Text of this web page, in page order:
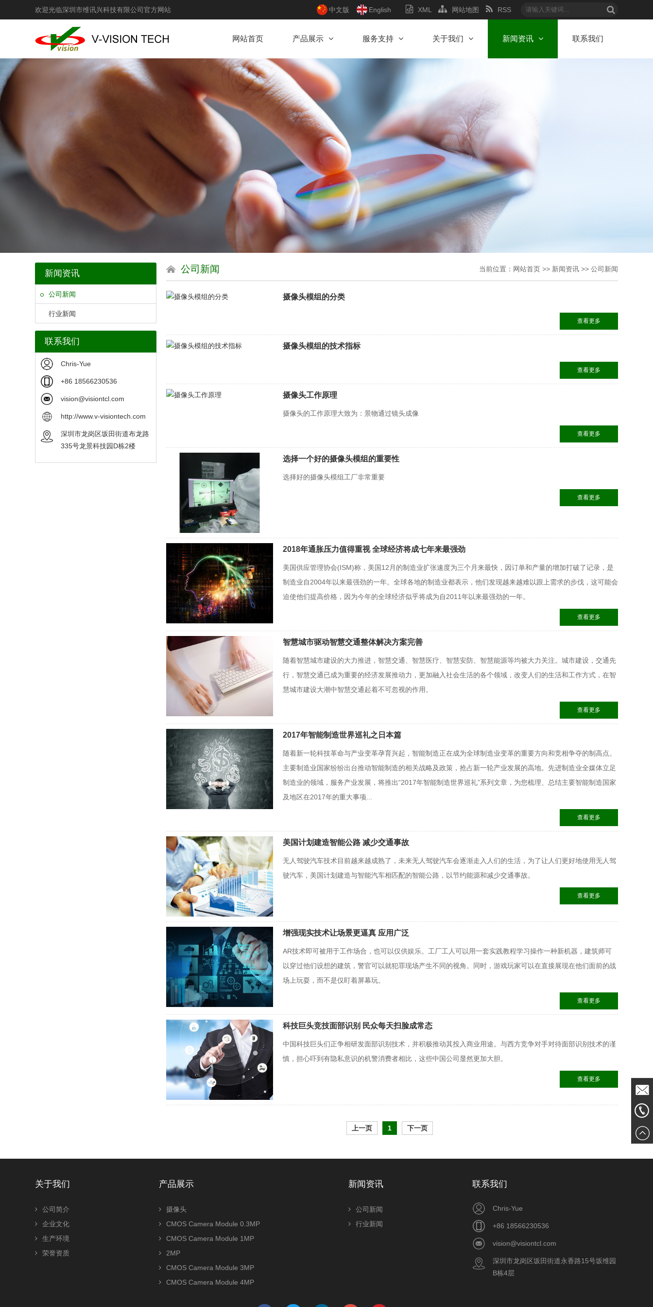
欢迎光临深圳市维讯兴科技有限公司官方网站 中文版 English XML 网站地图 RSS
网站首页 产品展示 服务支持 关于我们 新闻资讯 联系我们
新闻资讯
公司新闻
行业新闻
联系我们
Chris-Yue
+86 18566230536
vision@visiontcl.com
http://www.v-visiontech.com
深圳市龙岗区坂田街道布龙路
335号龙景科技园D栋2楼
当前位置： 网站首页 >> 新闻资讯 >> 公司新闻
公司新闻
摄像头模组的分类
查看更多
摄像头模组的技术指标
查看更多
摄像头工作原理
摄像头的工作原理大致为：景物通过镜头成像
查看更多
选择一个好的摄像头模组的重要性
选择好的摄像头模组工厂非常重要
查看更多
2018年通胀压力值得重视 全球经济将成七年来最强劲
美国供应管理协会(ISM)称，美国12月的制造业扩张速度为三个月来最快，因订单和产量的增加打破了记录，是
制造业自2004年以来最强劲的一年。全球各地的制造业都表示，他们发现越来越难以跟上需求的步伐，这可能会
迫使他们提高价格，因为今年的全球经济似乎将成为自2011年以来最强劲的一年。
查看更多
智慧城市驱动智慧交通整体解决方案完善
随着智慧城市建设的大力推进，智慧交通、智慧医疗、智慧安防、智慧能源等均被大力关注。城市建设，交通先
行，智慧交通已成为重要的经济发展推动力，更加融入社会生活的各个领域，改变人们的生活和工作方式，在智
慧城市建设大潮中智慧交通起着不可忽视的作用。
查看更多
2017年智能制造世界巡礼之日本篇
随着新一轮科技革命与产业变革孕育兴起，智能制造正在成为全球制造业变革的重要方向和竞相争夺的制高点。
主要制造业国家纷纷出台推动智能制造的相关战略及政策，抢占新一轮产业发展的高地。先进制造业全媒体立足
制造业的领域，服务产业发展，将推出“2017年智能制造世界巡礼”系列文章，为您梳理、总结主要智能制造国家
及地区在2017年的重大事项...
查看更多
美国计划建造智能公路 减少交通事故
无人驾驶汽车技术目前越来越成熟了，未来无人驾驶汽车会逐渐走入人们的生活，为了让人们更好地使用无人驾
驶汽车，美国计划建造与智能汽车相匹配的智能公路，以节约能源和减少交通事故。
查看更多
增强现实技术让场景更逼真 应用广泛
AR技术即可被用于工作场合，也可以仅供娱乐。工厂工人可以用一套实践教程学习操作一种新机器，建筑师可
以穿过他们设想的建筑，警官可以就犯罪现场产生不同的视角。同时，游戏玩家可以在直接展现在他们面前的战
场上玩耍，而不是仅盯着屏幕玩。
查看更多
科技巨头竞技面部识别 民众每天扫脸成常态
中国科技巨头们正争相研发面部识别技术，并积极推动其投入商业用途。与西方竞争对手对待面部识别技术的谨
慎，担心吓到有隐私意识的机警消费者相比，这些中国公司显然更加大胆。
查看更多
上一页 1 下一页
关于我们
公司简介
企业文化
生产环境
荣誉资质
产品展示
摄像头
CMOS Camera Module 0.3MP
CMOS Camera Module 1MP
2MP
CMOS Camera Module 3MP
CMOS Camera Module 4MP
新闻资讯
公司新闻
行业新闻
联系我们
Chris-Yue
+86 18566230536
vision@visiontcl.com
深圳市龙岗区坂田街道永香路15号坂维园
B栋4层
发送邮
件